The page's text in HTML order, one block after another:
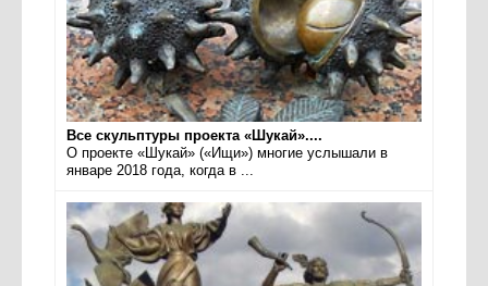
Все скульптуры проекта «Шукай»....
О проекте «Шукай» («Ищи») многие услышали в
январе 2018 года, когда в ...